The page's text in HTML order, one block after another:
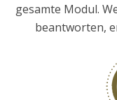
gesamte Modul.
beantworten,